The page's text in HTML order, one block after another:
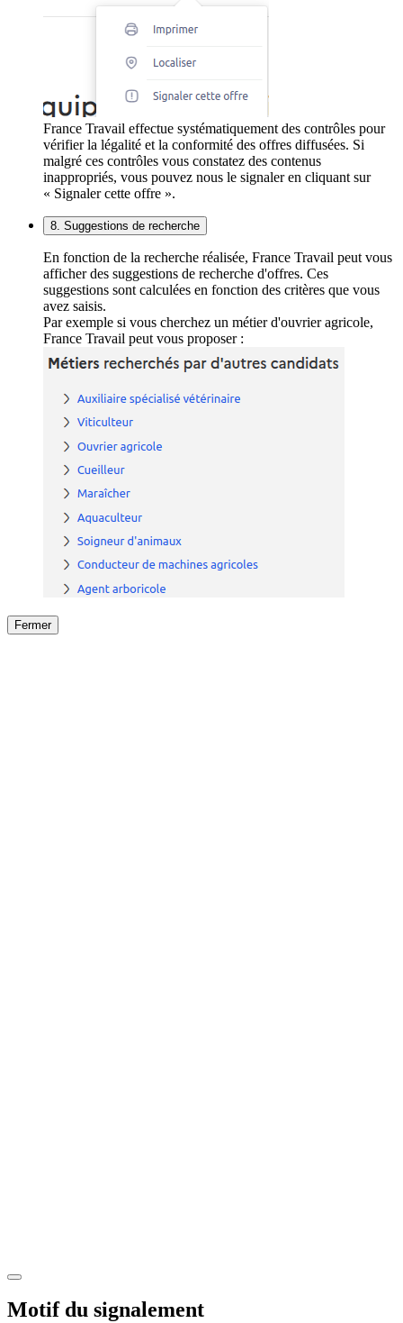
France Travail effectue systématiquement des contrôles pour
vérifier la légalité et la conformité des offres diffusées. Si
malgré ces contrôles vous constatez des contenus
inappropriés, vous pouvez nous le signaler en cliquant sur
« Signaler cette offre ».
8. Suggestions de recherche
En fonction de la recherche réalisée, France Travail peut vous
afficher des suggestions de recherche d'offres. Ces
suggestions sont calculées en fonction des critères que vous
avez saisis.
Par exemple si vous cherchez un métier d'ouvrier agricole,
France Travail peut vous proposer :
Fermer
Motif du signalement